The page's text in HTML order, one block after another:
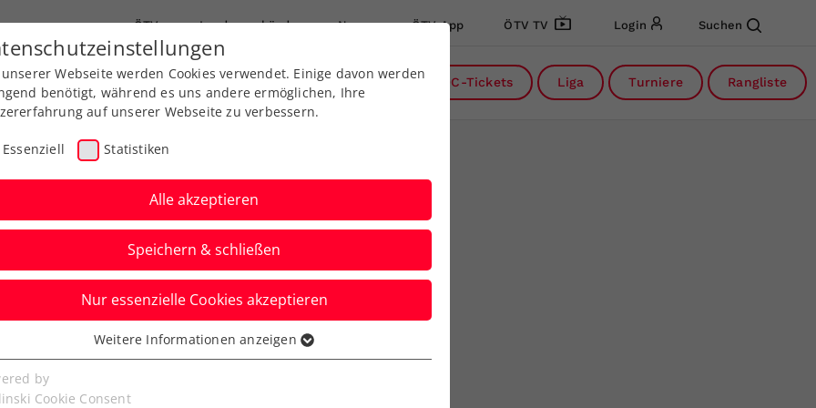
ÖTV Landesverbände News ÖTV App ÖTV TV Login Suchen
Ausbildung Services Über uns FAQ DC-Tickets Liga Turniere Rangliste
ÖTV-Bilanz nach
Webseite werden Cookies verwendet. Einige davon werden
benötigt, während es uns andere ermöglichen, Ihre
auf unserer Webseite zu verbessern.
Essenziell Statistiken
Alle akzeptieren
Speichern & schließen
Nur essenzielle Cookies akzeptieren
Cookies werden für grundlegende Funktionen der
benötigt. Dadurch ist gewährleistet, dass die Webseite
Weitere Informationen anzeigen
by
Cookie Consent